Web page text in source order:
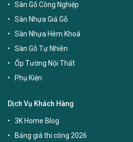
Sàn Gỗ Công Nghiệp
Sàn Nhựa Giả Gỗ
Sàn Nhựa Hèm Khoá
Sàn Gỗ Tự Nhiên
Ốp Tường Nội Thất
Phụ Kiện
Dịch Vụ Khách Hàng
3K Home Blog
Bảng giá thi công 2026